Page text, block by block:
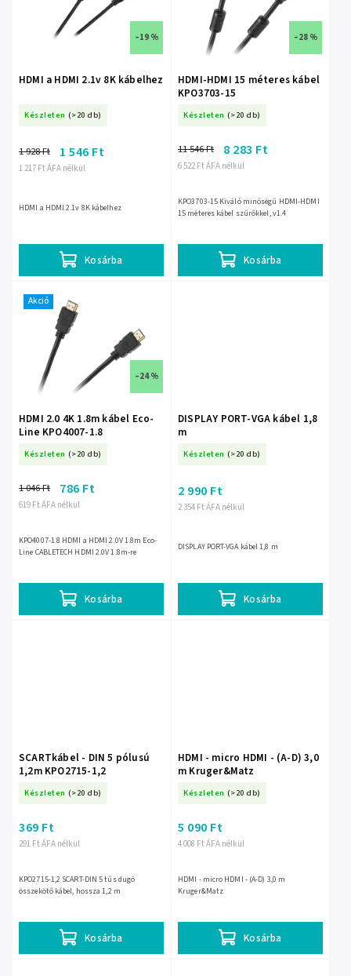
–19 %
HDMI a HDMI 2.1v 8K kábelhez
Készleten (>20 db)
1 217 Ft ÁFA nélkül
1 928 Ft 1 546 Ft
Kosárba
HDMI a HDMI 2.1v 8K kábelhez
–28 %
HDMI-HDMI 15 méteres kábel
KPO3703-15
Készleten (>20 db)
6 522 Ft ÁFA nélkül
11 546 Ft 8 283 Ft
Kosárba
KPO3703-15 Kiváló minőségű HDMI-HDMI
15 méteres kábel szűrőkkel, v1.4
Akció
–24 %
HDMI 2.0 4K 1.8m kábel Eco-
Line KPO4007-1.8
Készleten (>20 db)
619 Ft ÁFA nélkül
1 046 Ft 786 Ft
Kosárba
KPO4007-1.8 HDMI a HDMI 2.0V 1.8m Eco-
Line CABLETECH HDMI 2.0V 1.8m-re
DISPLAY PORT-VGA kábel 1,8
m
Készleten (>20 db)
2 354 Ft ÁFA nélkül
2 990 Ft
Kosárba
DISPLAY PORT-VGA kábel 1,8 m
SCARTkábel - DIN 5 pólusú
1,2m KPO2715-1,2
Készleten (>20 db)
291 Ft ÁFA nélkül
369 Ft
Kosárba
KPO2715-1,2 SCART-DIN 5 tűs dugó
összekötő kábel, hossza 1,2 m
HDMI - micro HDMI - (A-D) 3,0
m Kruger&Matz
Készleten (>20 db)
4 008 Ft ÁFA nélkül
5 090 Ft
Kosárba
HDMI - micro HDMI - (A-D) 3,0 m
Kruger&Matz